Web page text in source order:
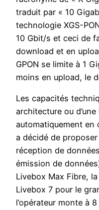
traduit par « 10
technologie XGS-
10 Gbit/s et ceci de
download et en
GPON se limite à 1
moins en upload, le
Les capacités
architecture ou
automatiquement en
a décidé de proposer
réception de
émission de
Livebox Max Fibre,
Livebox 7 pour le
l’opérateur monte à